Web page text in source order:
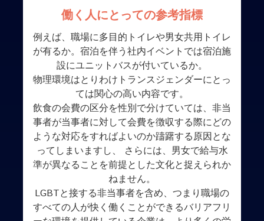
働く人にとっての参考指標
例えば、職場に多目的トイレや男女共用トイレ
が有るか。宿泊を伴う社内イベントでは宿泊施
設にユニットバスが付いているか。
物理環境はとりわけトランスジェンダーにとっ
ては関心の高い内容です。
飲食の会費の区分を性別で分けていては、非当
事者が当事者に対して会費を徴収する際にどの
ような対応をすればよいのか躊躇する原因とな
ってしまいますし、 さらには、男女で給与水
準が異なることを前提とした文化と捉えられか
ねません。
LGBTと接する非当事者を含め、つまり職場の
すべての人が快く働くことができるバリアフリ